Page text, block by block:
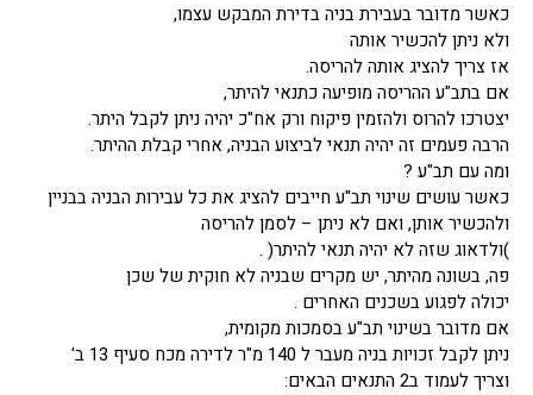
כאשר מדובר בעבירת בניה בדירת המבקש עצמו,
ולא ניתן להכשיר אותה
אז צריך להציג אותה להריסה.
אם בתב"ע ההריסה מופיעה כתנאי להיתר,
יצטרכו להרוס ולהזמין פיקוח ורק אח"כ יהיה ניתן לקבל היתר.
הרבה פעמים זה יהיה תנאי לביצוע הבניה, אחרי קבלת ההיתר.
ומה עם תב"ע ?
כאשר עושים שינוי תב"ע חייבים להציג את כל עבירות הבניה בבניין
ולהכשיר אותן, ואם לא ניתן – לסמן להריסה
)ולדאוג שזה לא יהיה תנאי להיתר( .
פה, בשונה מהיתר, יש מקרים שבניה לא חוקית של שכן
יכולה לפגוע בשכנים האחרים .
אם מדובר בשינוי תב"ע בסמכות מקומית,
ניתן לקבל זכויות בניה מעבר ל 140 מ"ר לדירה מכח סעיף 13 ב'
וצריך לעמוד ב2 התנאים הבאים: